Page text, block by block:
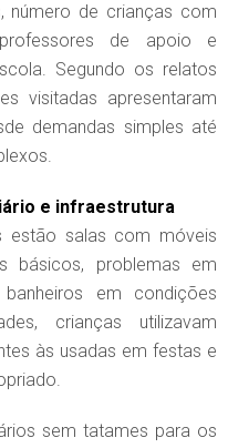
número de crianças com
de apoio e
Segundo os relatos
visitadas apresentaram
demandas simples até
e infraestrutura
estão salas com móveis
básicos, problemas em
em condições
crianças utilizavam
às usadas em festas e
sem tatames para os